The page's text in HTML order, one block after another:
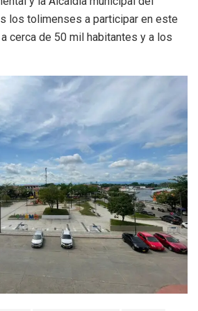
los tolimenses a participar en este
cerca de 50 mil habitantes y a los